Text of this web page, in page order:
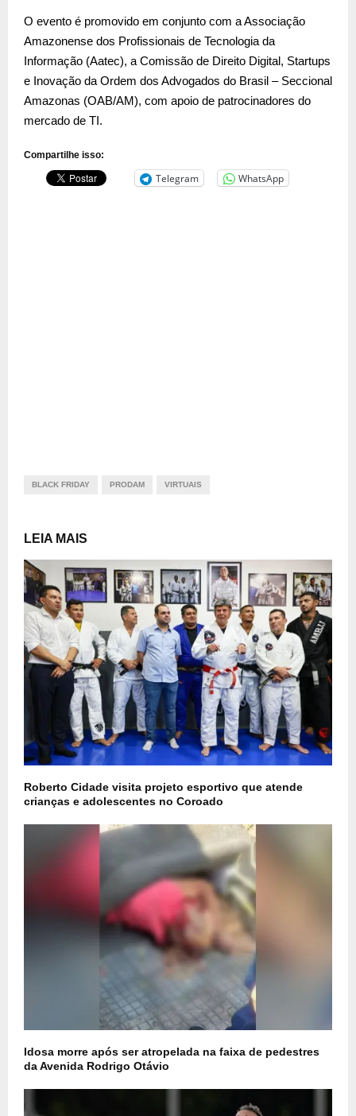
O evento é promovido em conjunto com a Associação
Amazonense dos Profissionais de Tecnologia da
Informação (Aatec), a Comissão de Direito Digital, Startups
e Inovação da Ordem dos Advogados do Brasil – Seccional
Amazonas (OAB/AM), com apoio de patrocinadores do
mercado de TI.
Compartilhe isso:
Telegram WhatsApp
BLACK FRIDAY PRODAM VIRTUAIS
LEIA MAIS
Roberto Cidade visita projeto esportivo que atende
crianças e adolescentes no Coroado
Idosa morre após ser atropelada na faixa de pedestres
da Avenida Rodrigo Otávio